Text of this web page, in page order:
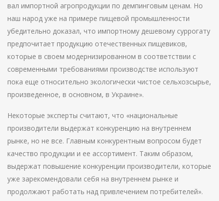
вал импортной агропродукции по демпинговым ценам. Но
наш народ уже на примере пищевой промышленности
убедительно доказал, что импортному дешевому суррогату
предпочитает продукцию отечественных пищевиков,
которые в своем модернизированном в соответствии с
современными требованиями производстве используют
пока еще относительно экологически чистое сельхозсырье,
произведенное, в основном, в Украине».
Некоторые эксперты считают, что «национальные
производители выдержат конкуренцию на внутреннем
рынке, но не все. Главным конкурентным вопросом будет
качество продукции и ее ассортимент. Таким образом,
выдержат повышение конкуренции производители, которые
уже зарекомендовали себя на внутреннем рынке и
продолжают работать над привлечением потребителей».